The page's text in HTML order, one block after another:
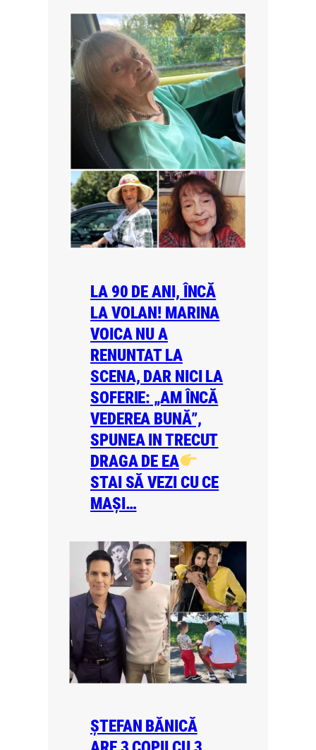
LA 90 DE ANI, ÎNCĂ
LA VOLAN! MARINA
VOICA NU A
RENUNTAT LA
SCENA, DAR NICI LA
SOFERIE: „AM ÎNCĂ
VEDEREA BUNĂ”,
SPUNEA IN TRECUT
DRAGA DE EA
STAI SĂ VEZI CU CE
MAȘI…
ȘTEFAN BĂNICĂ